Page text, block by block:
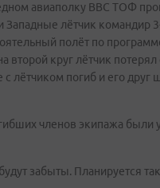
авиаполку ВВС ТОФ
Западные лётчик командир
полёт по
второй круг лётчик
лётчиком погиб и его друг
членов экипажа были
забыты. Планируется